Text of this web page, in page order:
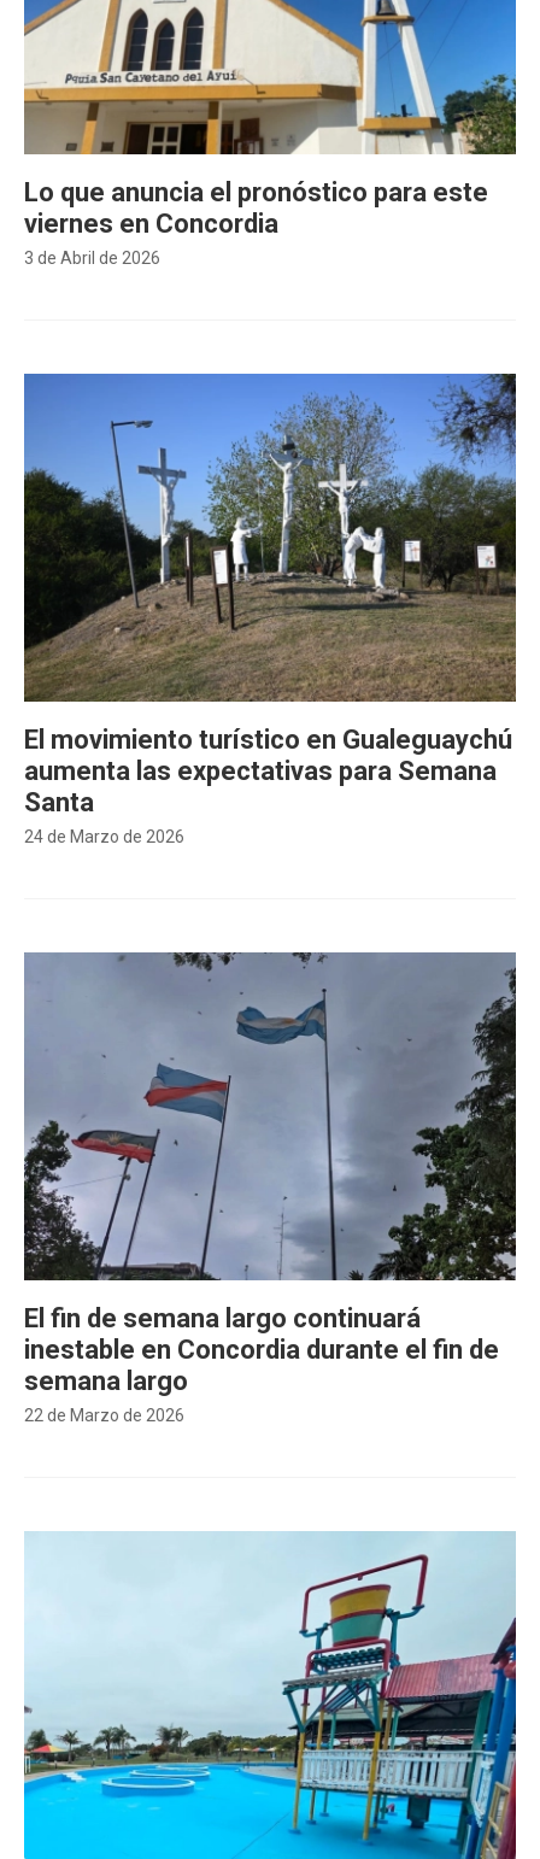
3 de Abril de 2026
Lo que anuncia el pronóstico para este
viernes en Concordia
24 de Marzo de 2026
El movimiento turístico en Gualeguaychú
aumenta las expectativas para Semana
Santa
22 de Marzo de 2026
El fin de semana largo continuará
inestable en Concordia durante el fin de
semana largo